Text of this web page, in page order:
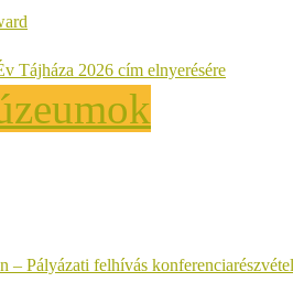
Tájháza 2026 cím elnyerésére
– Pályázati felhívás